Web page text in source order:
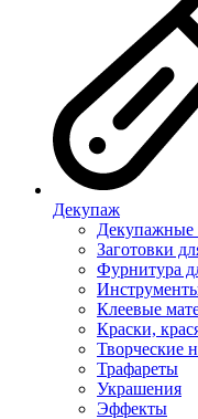
Декупаж
Декупажные
Заготовки
Фурнитура
Клеевые
Краски,
Творческие
Трафареты
Украшения
Эффекты